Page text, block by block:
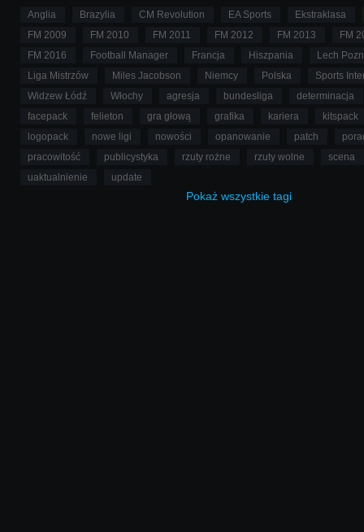
Anglia Brazylia CM Revolution EA Sports
Ekstraklasa
FM 2009
FM 2010 FM 2011 FM 2012 FM 2013
FM
FM 2016
Football Manager Francja Hiszpania
Lech
Liga Mistrzów
Miles Jacobson Niemcy Polska
Sports
Widzew Łódź
Włochy agresja bundesliga
determinacja
facepack
felieton gra głową grafika kariera
kitspack
logopack
nowe ligi nowości opanowanie patch
pracowitość
publicystyka rzuty rożne rzuty wolne
scena
uaktualnienie
update
Pokaż wszystkie tagi